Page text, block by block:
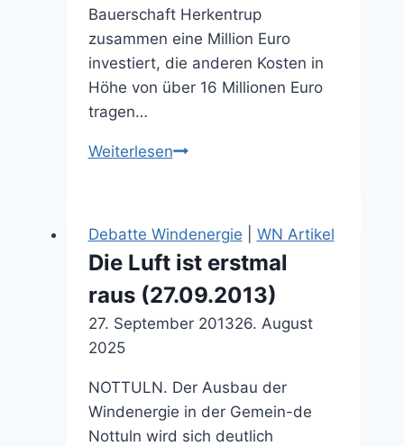
Bauerschaft Herkentrup
zusammen eine Million Euro
investiert, die anderen Kosten in
Höhe von über 16 Millionen Euro
tragen…
WeiterlesenAnleger
(29.10.2025)
Debatte Windenergie WN Artikel
Die Luft ist erstmal
raus (27.09.2013)
27. September 201326. August
2025
NOTTULN. Der Ausbau der
Windenergie in der Gemein-de
Nottuln wird sich deutlich